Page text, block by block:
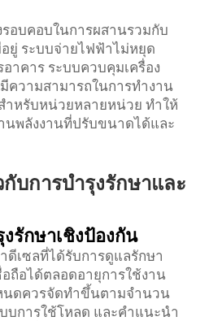
อบคอบในการผสานรวมกับ
ยู่ ระบบจ่ายไฟฟ้าไม่หยุด
าคาร ระบบควบคุมเครื่อง
ความสามารถในการทำงาน
หรับหน่วยหลายหน่วย ทำให้
นพลังงานที่ปรับขนาดได้และ
บการบำรุงรักษาและ
รักษาเชิงป้องกัน
ดีเซลที่ได้รับการดูแลรักษา
ถือได้ตลอดอายุการใช้งาน
นดควรจัดทำขึ้นตามจำนวน
บการใช้โหลด และคำแนะนำ